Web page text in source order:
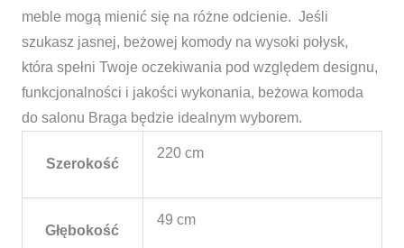
meble mogą mienić się na różne odcienie. Jeśli
szukasz jasnej, beżowej komody na wysoki połysk,
która spełni Twoje oczekiwania pod względem designu,
funkcjonalności i jakości wykonania, beżowa komoda
do salonu Braga będzie idealnym wyborem.
Szerokość
220 cm
Głębokość
49 cm